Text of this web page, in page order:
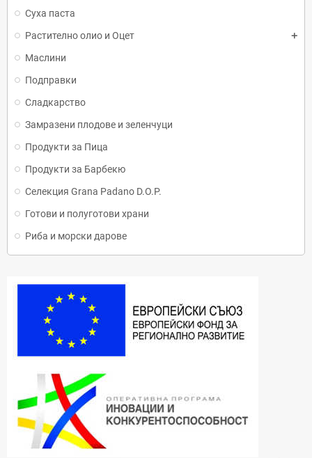
Суха паста
Растително олио и Оцет
Маслини
Подправки
Сладкарство
Замразени плодове и зеленчуци
Продукти за Пица
Продукти за Барбекю
Селекция Grana Padano D.O.P.
Готови и полуготови храни
Риба и морски дарове